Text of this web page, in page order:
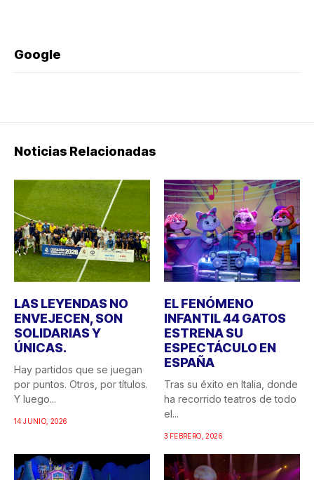
Google
Noticias Relacionadas
LAS LEYENDAS NO
ENVEJECEN, SON
SOLIDARIAS Y
ÚNICAS.
Hay partidos que se juegan
por puntos. Otros, por títulos.
Y luego...
14 JUNIO, 2026
EL FENÓMENO
INFANTIL 44 GATOS
ESTRENA SU
ESPECTÁCULO EN
ESPAÑA
Tras su éxito en Italia, donde
ha recorrido teatros de todo
el...
3 FEBRERO, 2026